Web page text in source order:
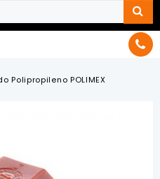
Polipropileno POLIMEX